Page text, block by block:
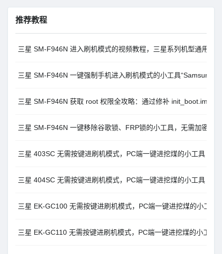
推荐教程
三星 SM-F946N 进入刷机模式的视频教程，三星系列机型通用。
三星 SM-F946N 一键强制手机进入刷机模式的小工具“Samsung-
三星 SM-F946N 获取 root 权限全攻略：通过修补 init_boot.img
三星 SM-F946N 一键移除谷歌锁、FRP锁的小工具，无需加密狗
三星 403SC 无需按键进刷机模式，PC端一键进挖煤的小工具
三星 404SC 无需按键进刷机模式，PC端一键进挖煤的小工具
三星 EK-GC100 无需按键进刷机模式，PC端一键进挖煤的小工具
三星 EK-GC110 无需按键进刷机模式，PC端一键进挖煤的小工具